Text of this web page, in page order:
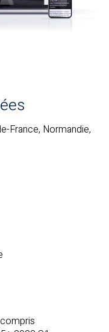
France, Normandie,